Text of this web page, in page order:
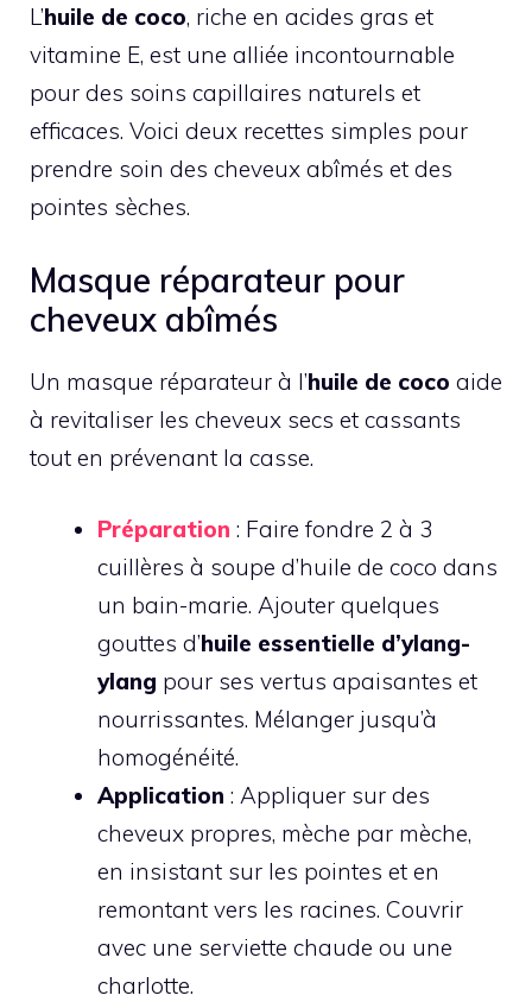
L’huile de coco, riche en acides gras et
vitamine E, est une alliée incontournable
pour des soins capillaires naturels et
efficaces. Voici deux recettes simples pour
prendre soin des cheveux abîmés et des
pointes sèches.
Masque réparateur pour
cheveux abîmés
Un masque réparateur à l’huile de coco aide
à revitaliser les cheveux secs et cassants
tout en prévenant la casse.
Préparation : Faire fondre 2 à 3
cuillères à soupe d’huile de coco dans
un bain-marie. Ajouter quelques
gouttes d’huile essentielle d’ylang-
ylang pour ses vertus apaisantes et
nourrissantes. Mélanger jusqu’à
homogénéité.
Application : Appliquer sur des
cheveux propres, mèche par mèche,
en insistant sur les pointes et en
remontant vers les racines. Couvrir
avec une serviette chaude ou une
charlotte.